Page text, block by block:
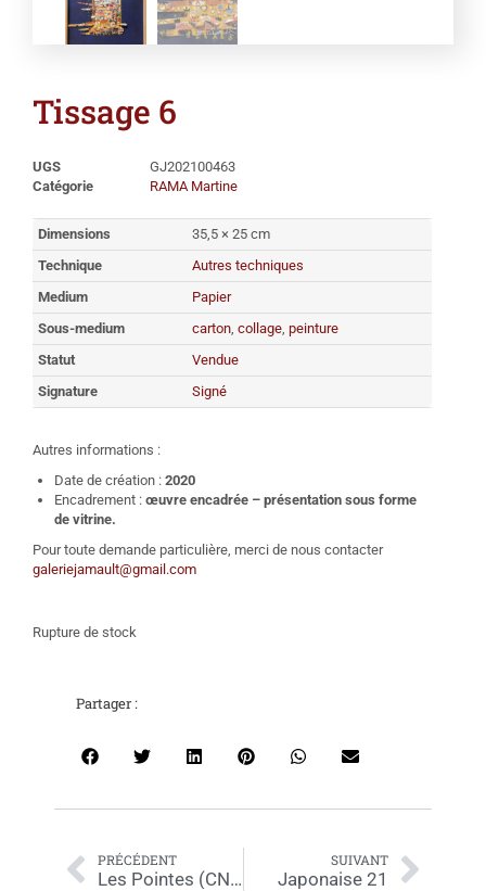
Tissage 6
UGS
GJ202100463
Catégorie
RAMA Martine
Dimensions
35,5 × 25 cm
Technique
Autres techniques
Medium
Papier
Sous-medium
carton collage peinture
Statut
Vendue
Signature
Signé
Autres informations :
Date de création : 2020
Encadrement : œuvre encadrée – présentation sous forme
de vitrine.
Pour toute demande particulière, merci de nous contacter
galeriejamault@gmail.com
Rupture de stock
Partager :
PRÉCÉDENT
Les Pointes (CNSMD) Triptyque – 3x24x30
SUIVANT
Japonaise 21